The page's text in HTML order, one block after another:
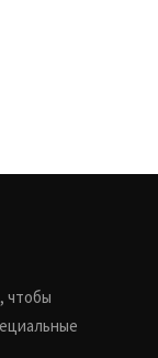
чтобы